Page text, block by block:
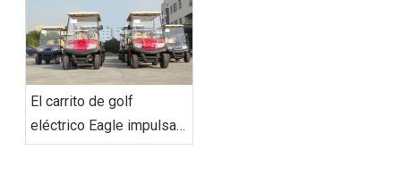
de golf eléctricos Eagle
El carrito de golf
eléctrico Eagle impulsa
la flota personalizada de